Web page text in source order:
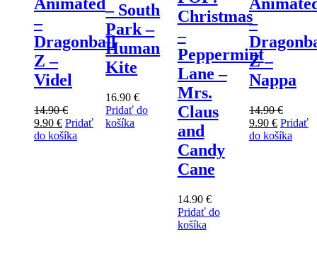
–
Dragonball
Z –
Videl
14.90€
Pôvodná
cena
9.90 €Aktuálna
cena
Pridať
do košíka
– South
Park –
Human
Kite
16.90€
Pridať do
košíka
Christmas
–
Peppermint
Lane –
Mrs.
Claus
and
Candy
Cane
14.90 €
Pridať do
košíka
–
Z –
Nappa
14.90€
Pôvodná
cena
9.90 €Aktuálna
cena
Pridať
do košíka